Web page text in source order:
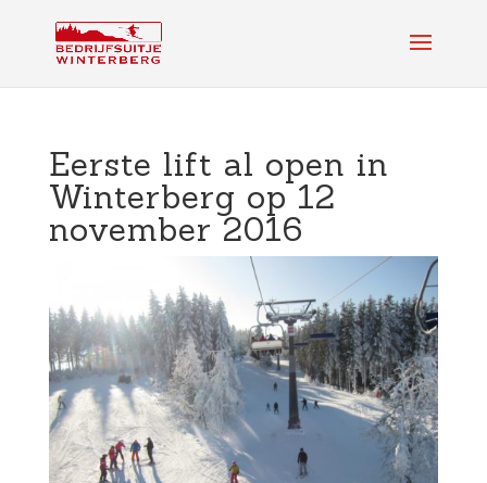
Eerste lift al open in
Winterberg op 12
november 2016